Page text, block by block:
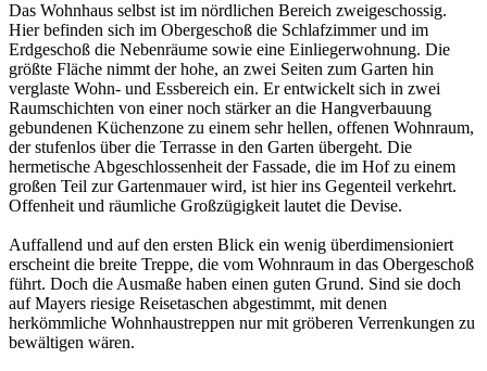
Das Wohnhaus selbst ist im nördlichen Bereich zweigeschossig.
Hier befinden sich im Obergeschoß die Schlafzimmer und im
Erdgeschoß die Nebenräume sowie eine Einliegerwohnung. Die
größte Fläche nimmt der hohe, an zwei Seiten zum Garten hin
verglaste Wohn- und Essbereich ein. Er entwickelt sich in zwei
Raumschichten von einer noch stärker an die Hangverbauung
gebundenen Küchenzone zu einem sehr hellen, offenen Wohnraum,
der stufenlos über die Terrasse in den Garten übergeht. Die
hermetische Abgeschlossenheit der Fassade, die im Hof zu einem
großen Teil zur Gartenmauer wird, ist hier ins Gegenteil verkehrt.
Offenheit und räumliche Großzügigkeit lautet die Devise.
Auffallend und auf den ersten Blick ein wenig überdimensioniert
erscheint die breite Treppe, die vom Wohnraum in das Obergeschoß
führt. Doch die Ausmaße haben einen guten Grund. Sind sie doch
auf Mayers riesige Reisetaschen abgestimmt, mit denen
herkömmliche Wohnhaustreppen nur mit gröberen Verrenkungen zu
bewältigen wären.